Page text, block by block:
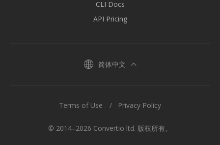
CLI Docs
API Pricing
简体中文
© 2014–2026 Convertio ltd. 版权所有。
Terms of Use Privacy Policy